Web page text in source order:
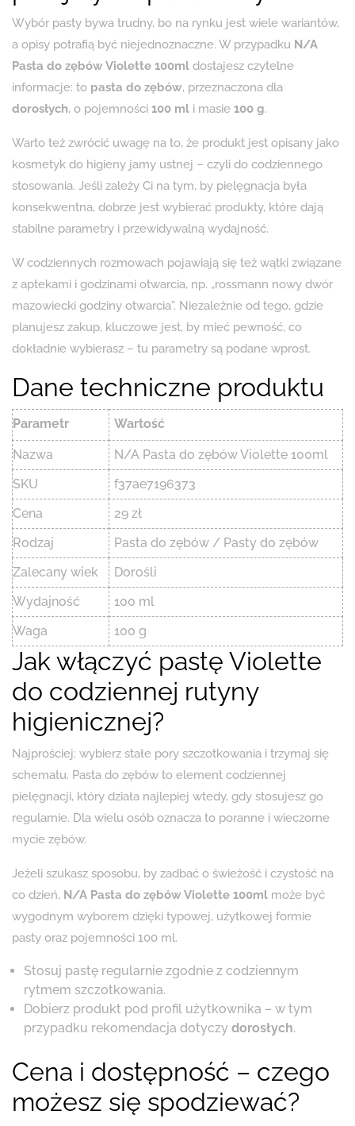
Wybór pasty bywa trudny, bo na rynku jest wiele wariantów,
a opisy potrafią być niejednoznaczne. W przypadku N/A
Pasta do zębów Violette 100ml dostajesz czytelne
informacje: to pasta do zębów, przeznaczona dla
dorosłych, o pojemności 100 ml i masie 100 g.
Warto też zwrócić uwagę na to, że produkt jest opisany jako
kosmetyk do higieny jamy ustnej – czyli do codziennego
stosowania. Jeśli zależy Ci na tym, by pielęgnacja była
konsekwentna, dobrze jest wybierać produkty, które dają
stabilne parametry i przewidywalną wydajność.
W codziennych rozmowach pojawiają się też wątki związane
z aptekami i godzinami otwarcia, np. „rossmann nowy dwór
mazowiecki godziny otwarcia”. Niezależnie od tego, gdzie
planujesz zakup, kluczowe jest, by mieć pewność, co
dokładnie wybierasz – tu parametry są podane wprost.
Dane techniczne produktu
Parametr Wartość
Nazwa
N/A Pasta do zębów Violette 100ml
SKU
f37ae7196373
Cena
29 zł
Rodzaj
Pasta do zębów / Pasty do zębów
Zalecany wiek
Dorośli
Wydajność
100 ml
Waga
100 g
Jak włączyć pastę Violette
do codziennej rutyny
higienicznej?
Najprościej: wybierz stałe pory szczotkowania i trzymaj się
schematu. Pasta do zębów to element codziennej
pielęgnacji, który działa najlepiej wtedy, gdy stosujesz go
regularnie. Dla wielu osób oznacza to poranne i wieczorne
mycie zębów.
Jeżeli szukasz sposobu, by zadbać o świeżość i czystość na
co dzień, N/A Pasta do zębów Violette 100ml może być
wygodnym wyborem dzięki typowej, użytkowej formie
pasty oraz pojemności 100 ml.
Stosuj pastę regularnie zgodnie z codziennym
rytmem szczotkowania.
Dobierz produkt pod profil użytkownika – w tym
przypadku rekomendacja dotyczy dorosłych.
Cena i dostępność – czego
możesz się spodziewać?